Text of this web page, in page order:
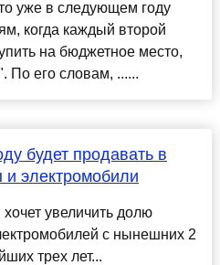
уже в следующем году
когда каждый второй
на бюджетное место,
По его словам, ......
будет продавать в
и электромобили
увеличить долю
с нынешних 2
трех лет...